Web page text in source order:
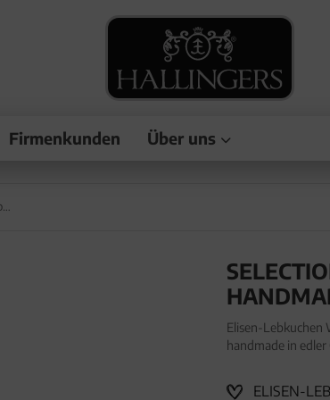
Firmenkunden Über uns
Elisen-Lebkuchen
handmade in
ELISEN-